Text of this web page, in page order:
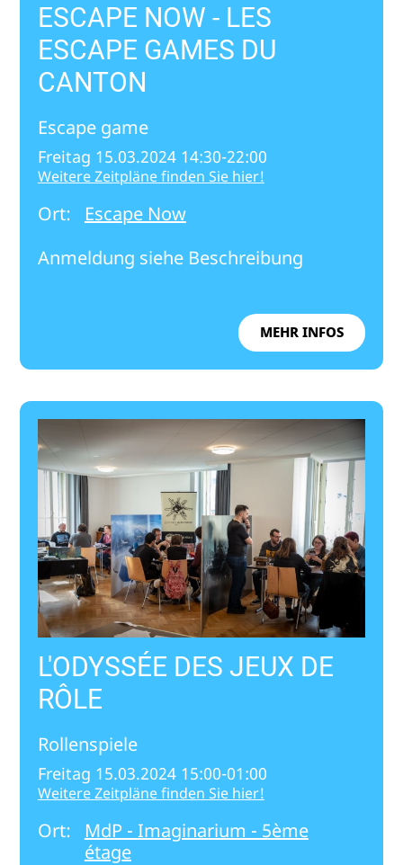
ESCAPE NOW - LES
ESCAPE GAMES DU
CANTON
Escape game
Freitag 15.03.2024 14:30-22:00
Weitere Zeitpläne finden Sie hier!
Ort:
Escape Now
Anmeldung siehe Beschreibung
MEHR INFOS
L'ODYSSÉE DES JEUX DE
RÔLE
Rollenspiele
Freitag 15.03.2024 15:00-01:00
Weitere Zeitpläne finden Sie hier!
Ort:
MdP - Imaginarium - 5ème
étage